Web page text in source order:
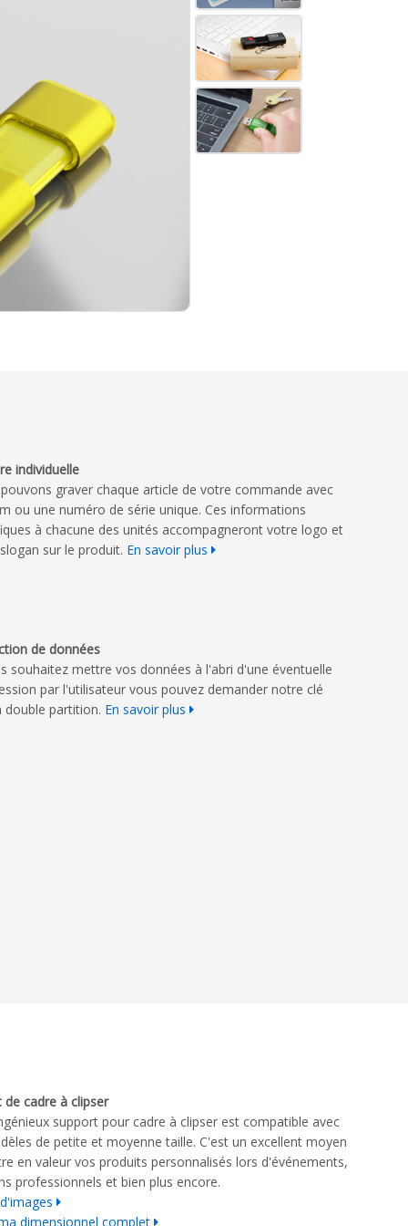
individuelle
graver chaque article de votre commande avec
ou une numéro de série unique. Ces informations
à chacune des unités accompagneront votre logo et
sur le produit. En savoir plus
de données
souhaitez mettre vos données à l'abri d'une éventuelle
par l'utilisateur vous pouvez demander notre clé
double partition. En savoir plus
de cadre à clipser
support pour cadre à clipser est compatible avec
de petite et moyenne taille. C'est un excellent moyen
en valeur vos produits personnalisés lors d'événements,
professionnels et bien plus encore.
dimensionnel complet